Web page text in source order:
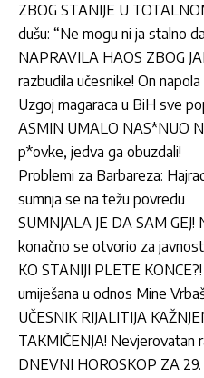
ZBOG STANIJE U
dušu: “Ne mogu ni ja stalno
NAPRAVILA HAOS ZBOG
razbudila učesnike! On
Uzgoj magaraca u BiH sve
ASMIN UMALO NAS*NUO
p*ovke, jedva ga obuzdali!
Problemi za Barbareza:
sumnja se na težu povredu
SUMNJALA JE DA SAM
konačno se otvorio za
KO STANIJI PLETE
umiješana u odnos Mine
UČESNIK RIJALITIJA
TAKMIČENJA! Nevjerovatan
DNEVNI HOROSKOP ZA